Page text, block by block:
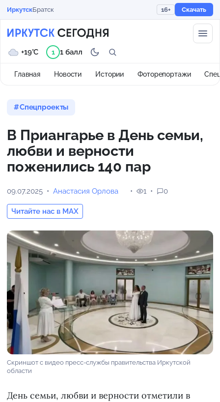
ИркутскБратск 16+ Скачать
Главная Новости Истории Фоторепортажи
+19°C 1 1 балл
Спецпроекты
В Приангарье в День семьи,
любви и верности
поженились 140 пар
09.07.2025 Анастасия Орлова
Читайте нас в MAX
1 0
Скриншот с видео пресс-службы правительства Иркутской
области
День семьи, любви и верности отметили в